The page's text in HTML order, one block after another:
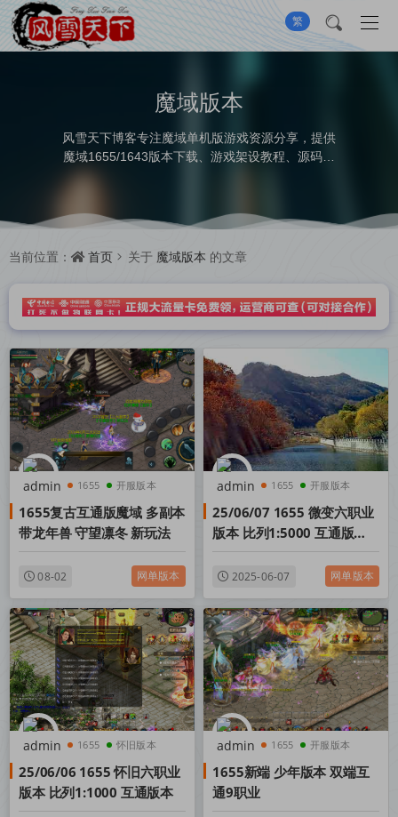
繁
魔域版本
风雪天下博客专注魔域单机版游戏资源分享，提供
魔域1655/1643版本下载、游戏架设教程、源码分
享、GM工具及实用工具，助力快速搭建单机游戏环
当前位置： 首页 关于 魔域版本 的文章
1655 开服版本
魔域源码
1655复古互通版魔域 多副本
带龙年兽 守望凛冬 新玩法
08-02 网单版本
1655 开服版本
单机版本
25/06/07 1655 微变六职业
版本 比列1:5000 互通版本
全特效 副本多
2025-06-07 网单版本
1655 怀旧版本
魔域版本
25/06/06 1655 怀旧六职业
版本 比列1:1000 互通版本
1655 开服版本
单机版本
1655新端 少年版本 双端互
通9职业